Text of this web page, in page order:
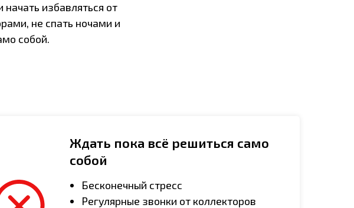
избавляться от
не спать ночами и
собой.
Ждать пока всё решиться само
собой
Бесконечный стресс
Регулярные звонки от коллекторов